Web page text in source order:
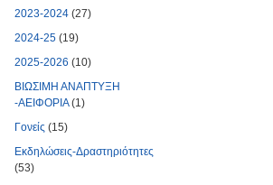
2023-2024 (27)
2024-25 (19)
2025-2026 (10)
ΒΙΩΣΙΜΗ ΑΝΑΠΤΥΞΗ
-ΑΕΙΦΟΡΙΑ(1)
Γονείς (15)
Εκδηλώσεις-Δραστηριότητες
(53)